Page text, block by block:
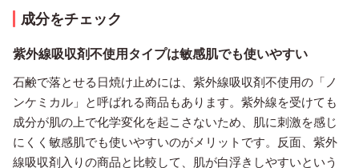
成分をチェック
紫外線吸収剤不使用タイプは敏感肌でも使いやすい
石鹸で落とせる日焼け止めには、紫外線吸収剤不使用の「ノ
ンケミカル」と呼ばれる商品もあります。紫外線を受けても
成分が肌の上で化学変化を起こさないため、肌に刺激を感じ
にくく敏感肌でも使いやすいのがメリットです。反面、紫外
線吸収剤入りの商品と比較して、肌が白浮きしやすいという